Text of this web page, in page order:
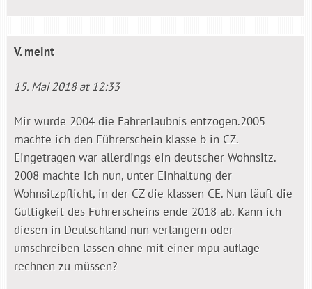
V.meint
15. Mai 2018 at 12:33
Mir wurde 2004 die Fahrerlaubnis entzogen.2005
machte ich den Führerschein klasse b in CZ.
Eingetragen war allerdings ein deutscher Wohnsitz.
2008 machte ich nun, unter Einhaltung der
Wohnsitzpflicht, in der CZ die klassen CE. Nun läuft die
Gültigkeit des Führerscheins ende 2018 ab. Kann ich
diesen in Deutschland nun verlängern oder
umschreiben lassen ohne mit einer mpu auflage
rechnen zu müssen?